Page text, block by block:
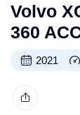
Volvo
360
2021